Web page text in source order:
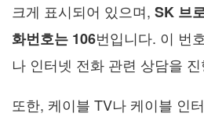
크게 표시되어 있으며, SK 브
화번호는 106번입니다. 이 번
나 인터넷 전화 관련 상담을
또한, 케이블 TV나 케이블 인